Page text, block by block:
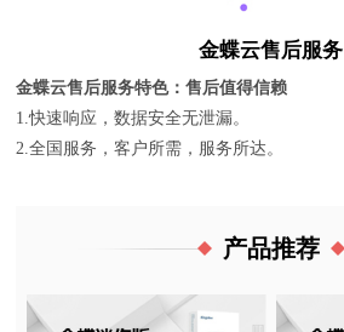
金蝶云售后服务
金蝶云售后服务特色：售后值得信赖
1.快速响应，数据安全无泄漏。
2.全国服务，客户所需，服务所达。
产品推荐